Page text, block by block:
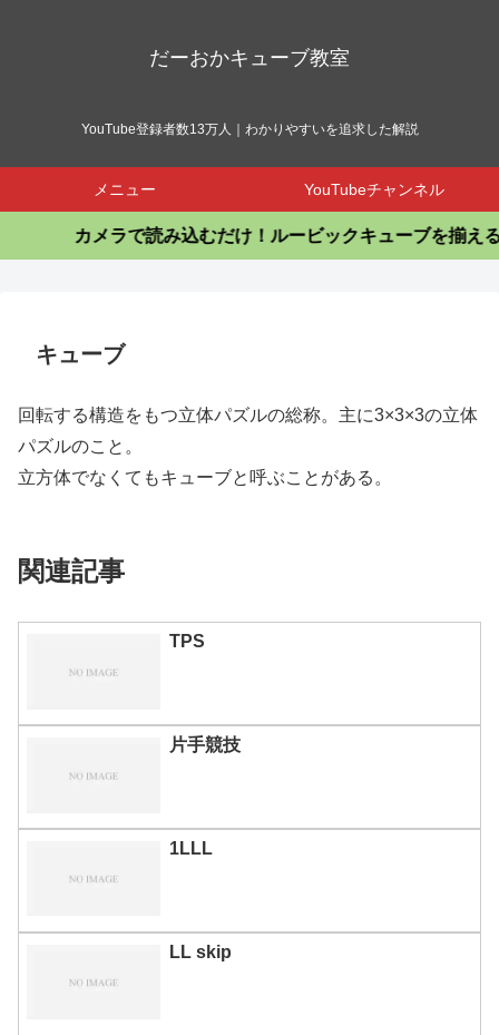
だーおかキューブ教室
YouTube登録者数13万人｜わかりやすいを追求した解説
メニュー YouTubeチャンネル
カメラで読み込むだけ！ルービックキューブを揃える
キューブ
回転する構造をもつ立体パズルの総称。主に3×3×3の立体
パズルのこと。
立方体でなくてもキューブと呼ぶことがある。
関連記事
TPS
片手競技
1LLL
LL skip